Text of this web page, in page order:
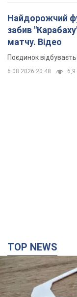
Найдорожчий
забив
матчу. Відео
Поєдинок
6.08.2026 20:48 6,9
TOP NEWS